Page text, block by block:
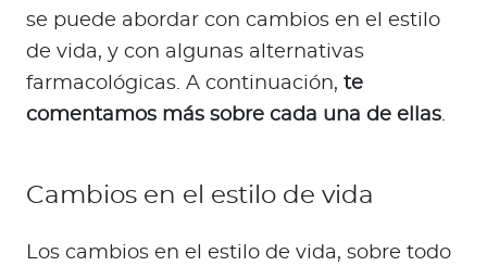
se puede abordar con cambios en el estilo
de vida, y con algunas alternativas
farmacológicas. A continuación, te
comentamos más sobre cada una de ellas.
Cambios en el estilo de vida
Los cambios en el estilo de vida, sobre todo